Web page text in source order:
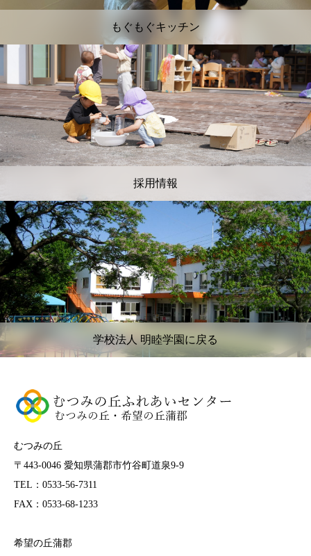
もぐもぐキッチン
採用情報
学校法人 明睦学園に戻る
むつみの丘
〒443-0046 愛知県蒲郡市竹谷町道泉9-9
TEL：0533-56-7311
FAX：0533-68-1233
希望の丘蒲郡